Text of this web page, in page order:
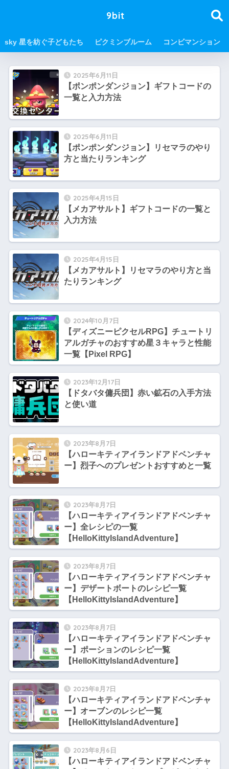
9bit
sky 星を紡ぐ子どもたち ピクミンブルーム コンビマンション
2025年6月11日
【ポンポンダンジョン】ギフトコードの
一覧と入力方法
2025年6月11日
【ポンポンダンジョン】リセマラのやり
方と当たりランキング
2025年4月15日
【メカアサルト】ギフトコードの一覧と
入力方法
2025年4月15日
【メカアサルト】リセマラのやり方と当
たりランキング
2024年10月7日
【ディズニーピクセルRPG】チュートリ
アルガチャのおすすめ星３キャラと性能
一覧【Pixel RPG】
2023年12月17日
【ドタバタ傭兵団】赤い鉱石の入手方法
と使い道
2023年8月7日
【ハローキティアイランドアドベンチャ
ー】烈子へのプレゼントおすすめと一覧
2023年8月7日
【ハローキティアイランドアドベンチャ
ー】全レシピの一覧
【HelloKittyIslandAdventure】
2023年8月7日
【ハローキティアイランドアドベンチャ
ー】デザートボートのレシピ一覧
【HelloKittyIslandAdventure】
2023年8月7日
【ハローキティアイランドアドベンチャ
ー】ポーションのレシピ一覧
【HelloKittyIslandAdventure】
2023年8月7日
【ハローキティアイランドアドベンチャ
ー】オーブンのレシピ一覧
【HelloKittyIslandAdventure】
2023年8月6日
【ハローキティアイランドアドベンチャ